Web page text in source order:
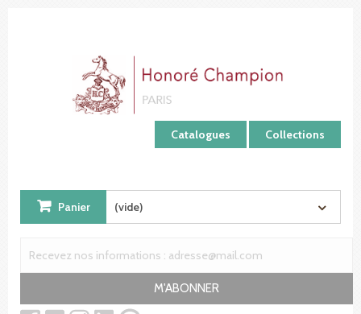
Catalogues Collections
Panier (vide)
M'ABONNER